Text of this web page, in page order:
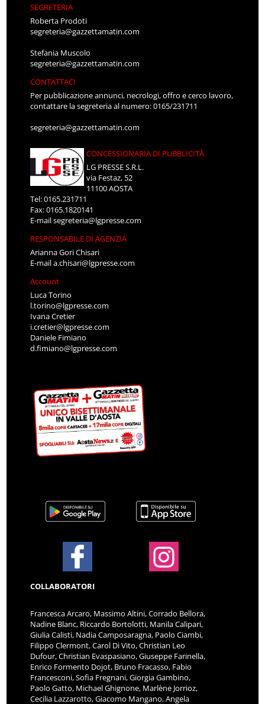
SEGRETERIA
Roberta Prodoti
segreteria@gazzettamatin.com
Stefania Muscolo
segreteria@gazzettamatin.com
CONTATTACI
Per pubblicazione annunci, necrologi, offro e cerco lavoro,
contattare la segreteria al numero: 0165/231711
segreteria@gazzettamatin.com
CONCESSIONARIA DI PUBBLICITÀ
LG PRESSE S.R.L.
via Festaz, 52
11100 AOSTA
Tel: 0165.231711
Fax: 0165.1820141
E-mailsegreteria@lgpresse.com
RESPONSABILE DI AGENZIA
Arianna Gori Chisari
E-maila.chisari@lgpresse.com
Account
Luca Torino
l.torino@lgpresse.com
Ivana Cretier
i.cretier@lgpresse.com
Daniele Fimiano
d.fimiano@lgpresse.com
COLLABORATORI
Francesca Arcaro, Massimo Altini, Corrado Bellora,
Nadine Blanc, Riccardo Bortolotti, Manila Calipari,
Giulia Calisti, Nadia Camposaragna, Paolo Ciambi,
Filippo Clermont, Carol Di Vito, Christian Leo
Dufour, Christian Evaspasiano, Giuseppe Farinella,
Enrico Formento Dojot, Bruno Fracasso, Fabio
Francesconi, Sofia Fregnani, Giorgia Gambino,
Paolo Gatto, Michael Ghignone, Marlène Jorrioz,
Cecilia Lazzarotto, Giacomo Mangano, Angela